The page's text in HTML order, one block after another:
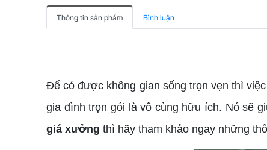
Thông tin sản phẩm Bình luận
Để có được không gian sống trọn vẹn thì
gia đình trọn gói là vô cùng hữu ích. Nó sẽ
giá xưởng thì hãy tham khảo ngay những